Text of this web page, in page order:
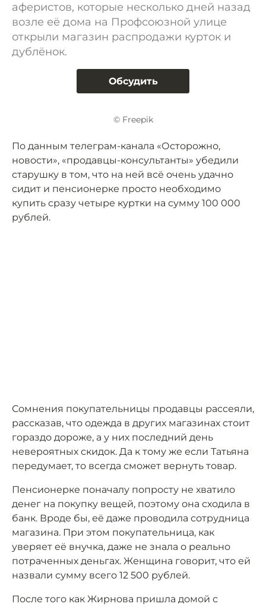
аферистов, которые несколько дней назад
возле её дома на Профсоюзной улице
открыли магазин распродажи курток и
дублёнок.
Обсудить
© Freepik
По данным телеграм-канала «Осторожно,
новости», «продавцы-консультанты» убедили
старушку в том, что на ней всё очень удачно
сидит и пенсионерке просто необходимо
купить сразу четыре куртки на сумму 100 000
рублей.
Сомнения покупательницы продавцы рассеяли,
рассказав, что одежда в других магазинах стоит
гораздо дороже, а у них последний день
невероятных скидок. Да к тому же если Татьяна
передумает, то всегда сможет вернуть товар.
Пенсионерке поначалу попросту не хватило
денег на покупку вещей, поэтому она сходила в
банк. Вроде бы, её даже проводила сотрудница
магазина. При этом покупательница, как
уверяет её внучка, даже не знала о реально
потраченных деньгах. Женщина говорит, что ей
назвали сумму всего 12 500 рублей.
После того как Жирнова пришла домой с